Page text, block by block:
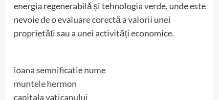
energia regenerabilă și tehnologia verde, unde este
nevoie de o evaluare corectă a valorii unei
proprietăți sau a unei activități economice.
ioana semnificatie nume
muntele hermon
capitala vaticanului